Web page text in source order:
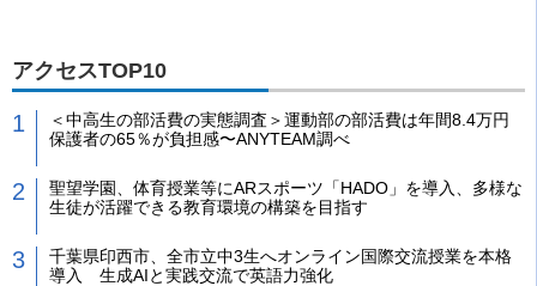
アクセスTOP10
＜中高生の部活費の実態調査＞運動部の部活費は年間8.4万円
保護者の65％が負担感〜ANYTEAM調べ
聖望学園、体育授業等にARスポーツ「HADO」を導入、多様な
生徒が活躍できる教育環境の構築を目指す
千葉県印西市、全市立中3生へオンライン国際交流授業を本格
導入 生成AIと実践交流で英語力強化